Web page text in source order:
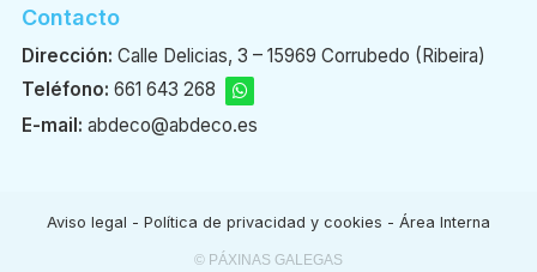
Contacto
Dirección: Calle Delicias, 3 – 15969 Corrubedo (Ribeira)
Teléfono: 661 643 268
E-mail: abdeco@abdeco.es
Aviso legal - Política de privacidad y cookies - Área Interna
© PÁXINAS GALEGAS